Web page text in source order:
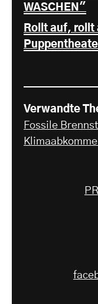
WASCHEN"
Rollt auf, rollt
Verwandte
Fossile